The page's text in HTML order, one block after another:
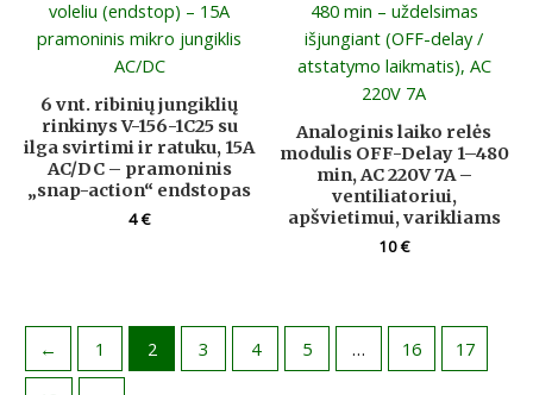
6 vnt. ribinių jungiklių
rinkinys V-156-1C25 su
ilga svirtimi ir ratuku, 15A
AC/DC – pramoninis
„snap-action“ endstopas
4€
Analoginis laiko relės
modulis OFF-Delay 1–480
min, AC 220V 7A –
ventiliatoriui,
apšvietimui, varikliams
10€
← 1 2 3 4 5 … 16 17